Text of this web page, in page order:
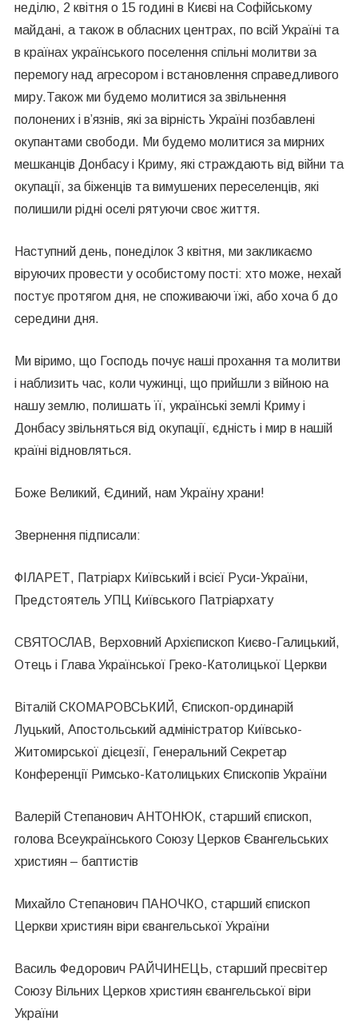
неділю, 2 квітня о 15 годині в Києві на Софійському
майдані, а також в обласних центрах, по всій Україні та
в країнах українського поселення спільні молитви за
перемогу над агресором і встановлення справедливого
миру.Також ми будемо молитися за звільнення
полонених і в’язнів, які за вірність Україні позбавлені
окупантами свободи. Ми будемо молитися за мирних
мешканців Донбасу і Криму, які страждають від війни та
окупації, за біженців та вимушених переселенців, які
полишили рідні оселі рятуючи своє життя.
Наступний день, понеділок 3 квітня, ми закликаємо
віруючих провести у особистому пості: хто може, нехай
постує протягом дня, не споживаючи їжі, або хоча б до
середини дня.
Ми віримо, що Господь почує наші прохання та молитви
і наблизить час, коли чужинці, що прийшли з війною на
нашу землю, полишать її, українські землі Криму і
Донбасу звільняться від окупації, єдність і мир в нашій
країні відновляться.
Боже Великий, Єдиний, нам Україну храни!
Звернення підписали:
ФІЛАРЕТ, Патріарх Київський і всієї Руси-України,
Предстоятель УПЦ Київського Патріархату
СВЯТОСЛАВ, Верховний Архієпископ Києво-Галицький,
Отець і Глава Української Греко-Католицької Церкви
Віталій СКОМАРОВСЬКИЙ, Єпископ-ординарій
Луцький, Апостольський адміністратор Київсько-
Житомирської дієцезії, Генеральний Секретар
Конференції Римсько-Католицьких Єпископів України
Валерій Степанович АНТОНЮК, старший єпископ,
голова Всеукраїнського Союзу Церков Євангельських
християн – баптистів
Михайло Степанович ПАНОЧКО, старший єпископ
Церкви християн віри євангельської України
Василь Федорович РАЙЧИНЕЦЬ, старший пресвітер
Союзу Вільних Церков християн євангельської віри
України